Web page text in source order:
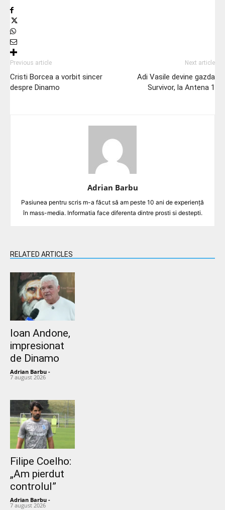
Previous article
Cristi Borcea a vorbit sincer
despre Dinamo
Next article
Adi Vasile devine gazda
Survivor, la Antena 1
Adrian Barbu
Pasiunea pentru scris m-a făcut să am peste 10 ani de experiență
în mass-media. Informatia face diferenta dintre prosti si destepti.
RELATED ARTICLES
Ioan Andone,
impresionat
de Dinamo
Adrian Barbu -
7 august 2026
Filipe Coelho:
„Am pierdut
controlul”
Adrian Barbu -
7 august 2026